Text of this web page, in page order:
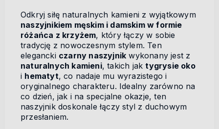
Odkryj siłę naturalnych kamieni z wyjątkowym
naszyjnikiem męskim i damskim w formie
różańca z krzyżem, który łączy w sobie
tradycję z nowoczesnym stylem. Ten
elegancki czarny naszyjnik wykonany jest z
naturalnych kamieni, takich jaktygrysie oko
i hematyt, co nadaje mu wyrazistego i
oryginalnego charakteru. Idealny zarówno na
co dzień, jak i na specjalne okazje, ten
naszyjnik doskonale łączy styl z duchowym
przesłaniem.